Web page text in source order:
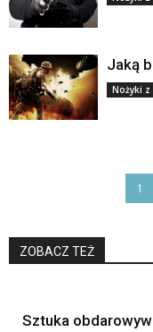
Jaką
Nożyki z
1
ZOBACZ TEŻ
Sztuka